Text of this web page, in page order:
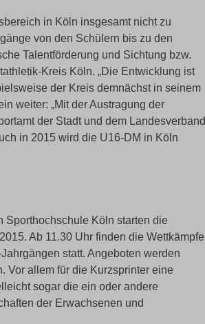
in Köln insgesamt nicht zu
von den Schülern bis zu den
Talentförderung und Sichtung bzw.
Kreis Köln. „Die Entwicklung ist
der Kreis demnächst in seinem
weiter: „Mit der Austragung der
der Stadt und dem Landesverband
in 2015 wird die U16-DM in Köln
Sporthochschule Köln starten die
Ab 11.30 Uhr finden die Wettkämpfe
statt. Angeboten werden
Vor allem für die Kurzsprinter eine
sogar die ein oder andere
der Erwachsenen und